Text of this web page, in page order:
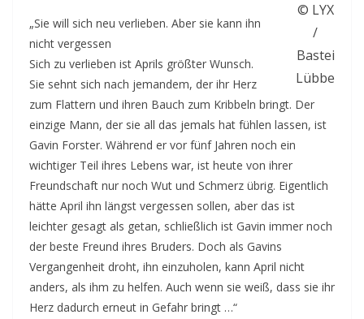
© LYX
/
Bastei
Lübbe
„Sie will sich neu verlieben. Aber sie kann ihn
nicht vergessen
Sich zu verlieben ist Aprils größter Wunsch.
Sie sehnt sich nach jemandem, der ihr Herz
zum Flattern und ihren Bauch zum Kribbeln bringt. Der
einzige Mann, der sie all das jemals hat fühlen lassen, ist
Gavin Forster. Während er vor fünf Jahren noch ein
wichtiger Teil ihres Lebens war, ist heute von ihrer
Freundschaft nur noch Wut und Schmerz übrig. Eigentlich
hätte April ihn längst vergessen sollen, aber das ist
leichter gesagt als getan, schließlich ist Gavin immer noch
der beste Freund ihres Bruders. Doch als Gavins
Vergangenheit droht, ihn einzuholen, kann April nicht
anders, als ihm zu helfen. Auch wenn sie weiß, dass sie ihr
Herz dadurch erneut in Gefahr bringt …“